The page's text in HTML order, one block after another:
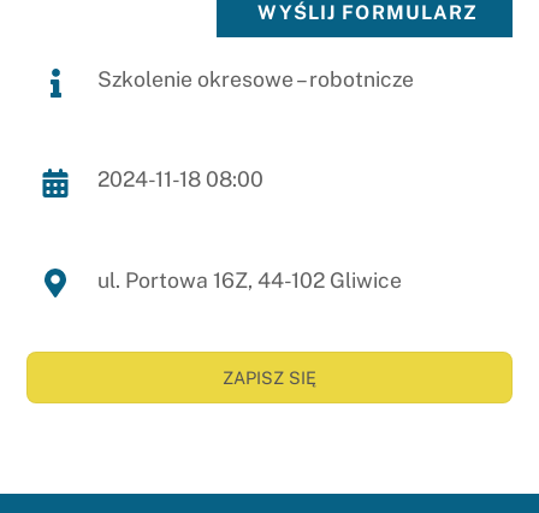
WYŚLIJ FORMULARZ
Szkolenie okresowe – robotnicze
2024-11-18 08:00
ul. Portowa 16Z, 44-102 Gliwice
ZAPISZ SIĘ